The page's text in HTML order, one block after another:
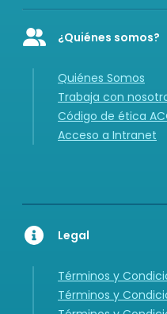
Icon of user-group
¿Quiénes somos?
Quiénes Somos
Trabaja con
Código de ética
Acceso a Intranet
Legal
Términos y
Términos y